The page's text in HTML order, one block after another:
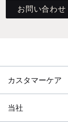
お問い合わせ
カスタマーケア
当社